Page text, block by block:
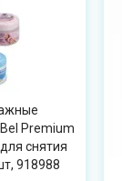
Premium
снятия
918988